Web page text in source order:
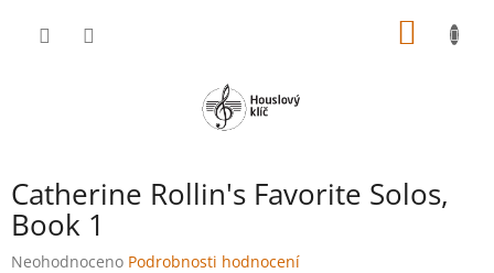
Catherine Rollin's Favorite Solos,
Book 1
Průměrné
Neohodnoceno Podrobnosti hodnocení